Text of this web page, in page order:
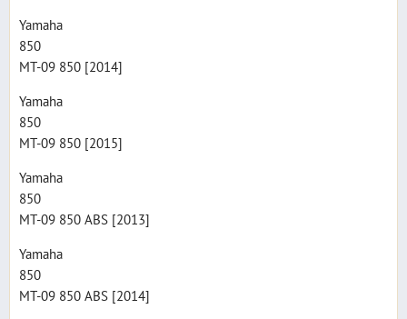
Yamaha
850
MT-09 850 [2014]
Yamaha
850
MT-09 850 [2015]
Yamaha
850
MT-09 850 ABS [2013]
Yamaha
850
MT-09 850 ABS [2014]